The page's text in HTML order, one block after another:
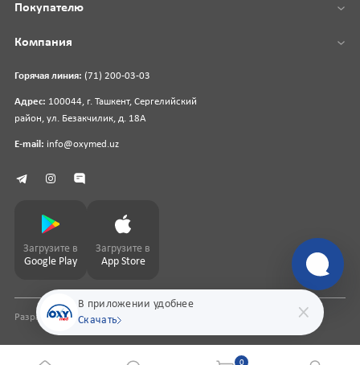
В приложении удобнее
Скачать
Горячая линия: (71) 200-03-03
Адрес: 100044, г. Ташкент, Сергелийский
район, ул. Безакчилик, д. 18А
E-mail: info@oxymed.uz
Покупателю
Компания
Загрузите в
Google Play
Загрузите в
App Store
Разработка сайтаpharmit.uz
0